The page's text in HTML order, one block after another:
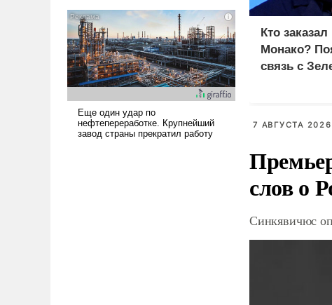
Сложившаяся ситуация
означает многолетний период
уязвимости США, например,
перед Китаем.
Кто
Монако?
связь с
7 АВГУСТА
слов о
Синкявичюс